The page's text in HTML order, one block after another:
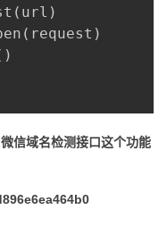
信域名检测接口这个功能